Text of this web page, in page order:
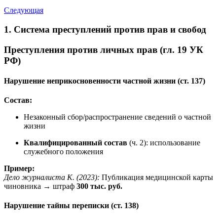
Следующая
1. Система преступлений против прав и свобод
Преступления против личных прав (гл. 19 УК
РФ)
Нарушение неприкосновенности частной жизни (ст. 137)
Состав:
Незаконный сбор/распространение сведений о частной
жизни
Квалифицированный состав (ч. 2): использование
служебного положения
Пример:
Дело журналиста К. (2023): Публикация медицинской карты
чиновника → штраф 300 тыс. руб.
Нарушение тайны переписки (ст. 138)